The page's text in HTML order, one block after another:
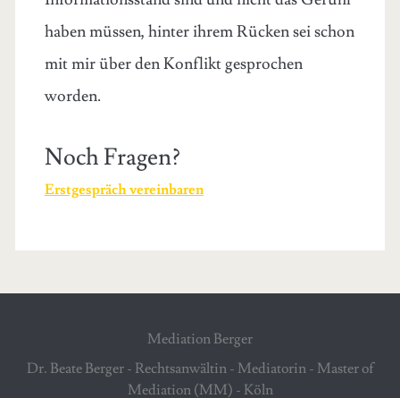
haben müssen, hinter ihrem Rücken sei schon
mit mir über den Konflikt gesprochen
worden.
Noch Fragen?
Erstgespräch vereinbaren
Mediation Berger
Dr. Beate Berger - Rechtsanwältin - Mediatorin - Master of
Mediation (MM) - Köln